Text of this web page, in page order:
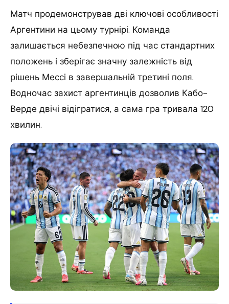
Матч продемонстрував дві ключові особливості
Аргентини на цьому турнірі. Команда
залишається небезпечною під час стандартних
положень і зберігає значну залежність від
рішень Мессі в завершальній третині поля.
Водночас захист аргентинців дозволив Кабо-
Верде двічі відігратися, а сама гра тривала 120
хвилин.